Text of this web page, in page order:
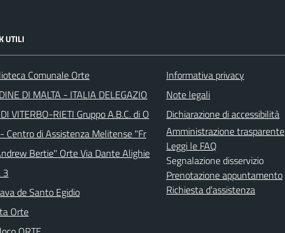
UTILI
Comunale Orte
DI MALTA - ITALIA DELEGAZIO
VITERBO-RIETI Gruppo A.B.C. di O
Centro di Assistenza Melitense "Fr
Bertie" Orte Via Dante Alighie
3
de Santo Egidio
Orte
Informativa privacy
Note legali
Dichiarazione di accessibilità
Amministrazione trasparente
Leggi le FAQ
Segnalazione disservizio
Prenotazione appuntamento
Richiesta d'assistenza